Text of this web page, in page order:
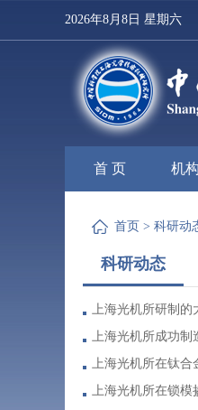
2026年8月8日 星期六
首 页 机
首页 > 科研动
科研动态
上海光机所研制的
上海光机所成功制
上海光机所在钛合
上海光机所在锁模